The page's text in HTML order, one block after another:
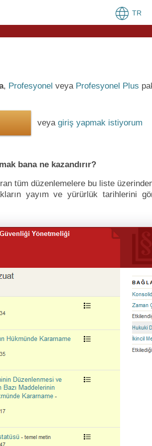
TR
, Profesyonel veya Profesyonel Plus
veya giriş yapmak istiyorum
bana ne kazandırır?
tüm düzenlemelere bu liste
yayım ve yürürlük tarihlerini